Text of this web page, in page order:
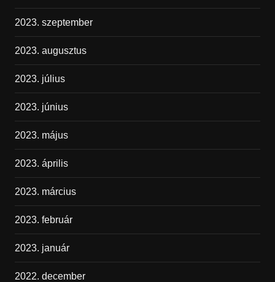
2023. szeptember
2023. augusztus
2023. július
2023. június
2023. május
2023. április
2023. március
2023. február
2023. január
2022. december